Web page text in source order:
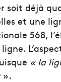
soit déjà
et une
568,
« la
».